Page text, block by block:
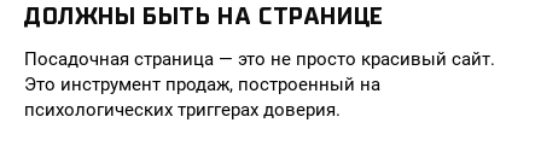
ДОЛЖНЫ БЫТЬ НА СТРАНИЦЕ
Посадочная страница — это не просто красивый сайт.
Это инструмент продаж, построенный на
психологических триггерах доверия.